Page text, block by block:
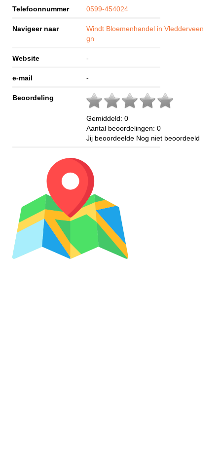
Telefoonnummer 0599-454024
Navigeer naar
Windt Bloemenhandel in Vledderveen
gn
Website -
e-mail -
Beoordeling
Gemiddeld: 0
Aantal beoordelingen: 0
Jij beoordeelde Nog niet beoordeeld